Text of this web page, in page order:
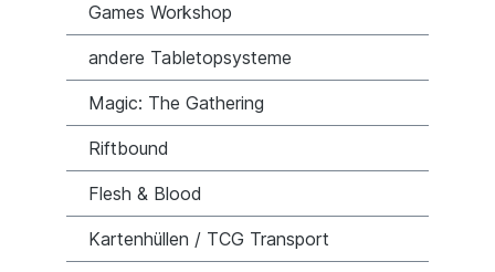
Games Workshop
andere Tabletopsysteme
Magic: The Gathering
Riftbound
Flesh & Blood
Kartenhüllen / TCG Transport